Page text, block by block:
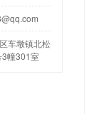
车墩镇北松
幢301室